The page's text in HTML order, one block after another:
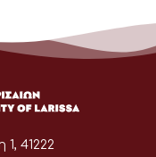
41222